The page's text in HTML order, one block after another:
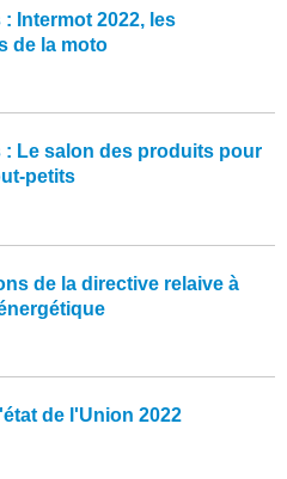
Intermot 2022, les
de la moto
: Le salon des produits pour
petits
de la directive relaive à
de l'Union 2022